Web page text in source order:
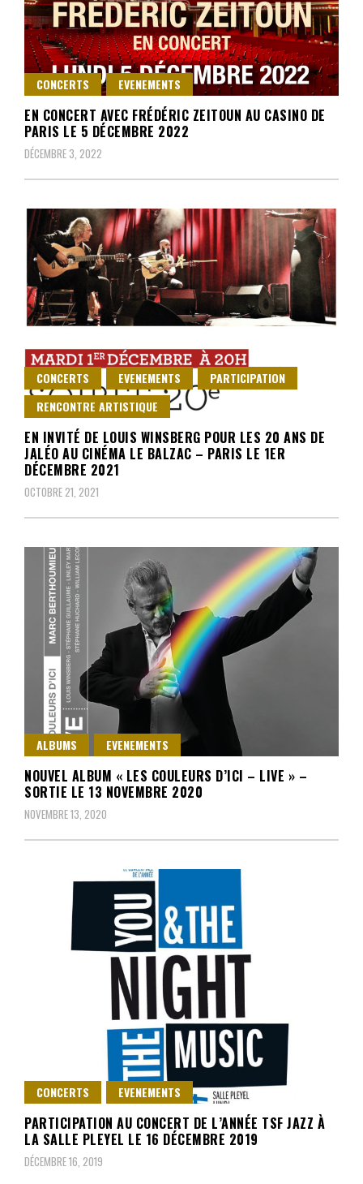
CONCERTS EVENEMENTS
EN CONCERT AVEC FRÉDÉRIC ZEITOUN AU CASINO DE
PARIS LE 5 DÉCEMBRE 2022
DÉCEMBRE 3, 2022
CONCERTS EVENEMENTS
PARTICIPATION
RENCONTRE ARTISTIQUE
EN INVITÉ DE LOUIS WINSBERG POUR LES 20 ANS DE
JALÉO AU CINÉMA LE BALZAC – PARIS LE 1ER
DÉCEMBRE 2021
OCTOBRE 21, 2021
ALBUMS EVENEMENTS
NOUVEL ALBUM « LES COULEURS D’ICI – LIVE » –
SORTIE LE 13 NOVEMBRE 2020
NOVEMBRE 13, 2020
CONCERTS EVENEMENTS
PARTICIPATION AU CONCERT DE L’ANNÉE TSF JAZZ À
LA SALLE PLEYEL LE 16 DÉCEMBRE 2019
DÉCEMBRE 16, 2019